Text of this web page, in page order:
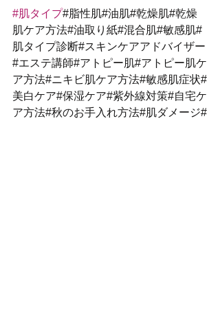
#肌タイプ#脂性肌#油肌#乾燥肌#乾燥
肌ケア方法#油取り紙#混合肌#敏感肌#
肌タイプ診断#スキンケアアドバイザー
#エステ講師#アトピー肌#アトピー肌ケ
ア方法#ニキビ肌ケア方法#敏感肌症状#
美白ケア#保湿ケア#紫外線対策#自宅ケ
ア方法#秋のお手入れ方法#肌ダメージ#